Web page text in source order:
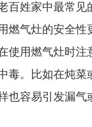
姓家中最常见
燃气灶的安全性
用燃气灶时注
毒。比如在炖菜
也容易引发漏气